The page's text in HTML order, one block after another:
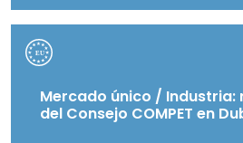
Mercado único / Industria:
del Consejo COMPET en